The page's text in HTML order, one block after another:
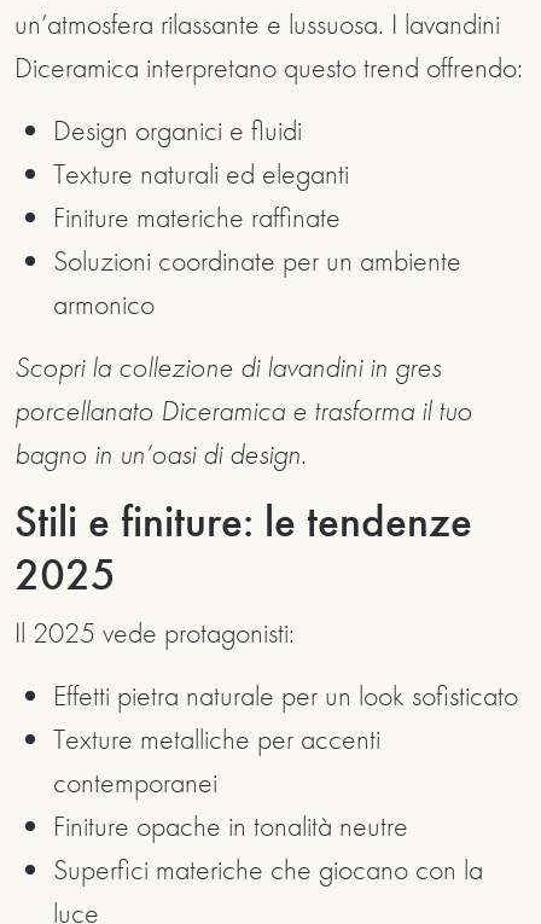
un’atmosfera rilassante e lussuosa. I lavandini
Diceramica interpretano questo trend offrendo:
Design organici e fluidi
Texture naturali ed eleganti
Finiture materiche raffinate
Soluzioni coordinate per un ambiente
armonico
Scopri la collezione di lavandini in gres
porcellanato Diceramica e trasforma il tuo
bagno in un’oasi di design.
Stili e finiture: le tendenze
2025
Il 2025 vede protagonisti:
Effetti pietra naturale per un look sofisticato
Texture metalliche per accenti
contemporanei
Finiture opache in tonalità neutre
Superfici materiche che giocano con la
luce